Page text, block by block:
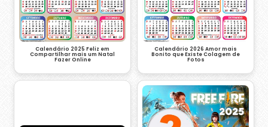
Calendário 2025 Feliz em
Compartilhar mais um Natal
Fazer Online
Calendário 2026 Amor mais
Bonito que Existe Colagem de
Fotos